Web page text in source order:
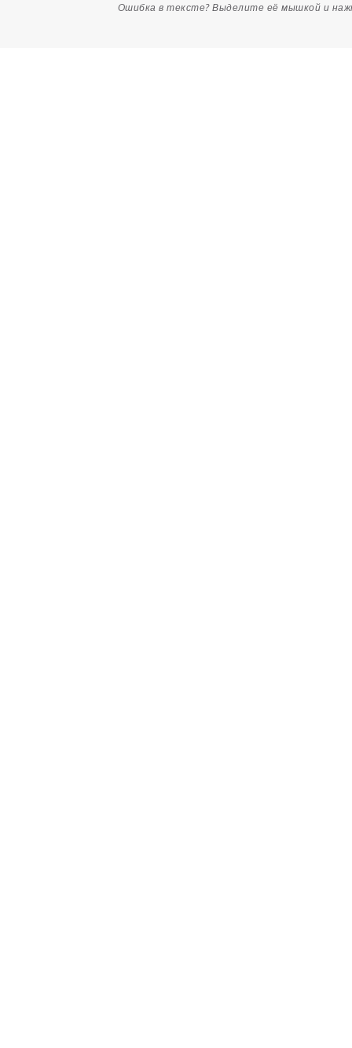
Ошибка в тексте? Выделите её мышкой и